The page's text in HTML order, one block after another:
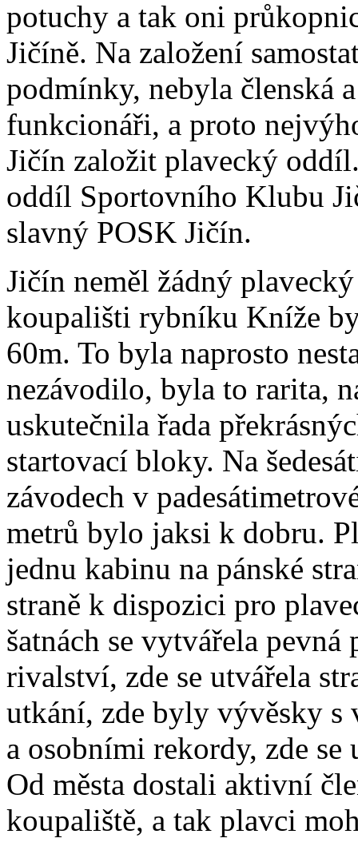
potuchy a tak oni
Jičíně. Na založení
podmínky, nebyla členská
funkcionáři, a proto
Jičín založit plavecký
oddíl Sportovního Klubu
slavný POSK Jičín.
Jičín neměl žádný
koupališti rybníku Kníže
60m. To byla naprosto
nezávodilo, byla to rarita,
uskutečnila řada
startovací bloky. Na
závodech v
metrů bylo jaksi k dobru.
jednu kabinu na pánské
straně k dispozici pro
šatnách se vytvářela
rivalství, zde se utvářela
utkání, zde byly vývěsky s
a osobními rekordy, zde
Od města dostali aktivní
koupaliště, a tak plavci